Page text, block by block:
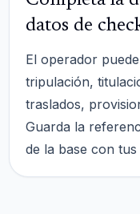
datos de
El operador
tripulación,
traslados,
Guarda la
de la base con